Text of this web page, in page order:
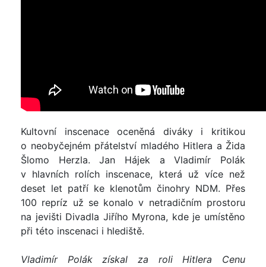
Kultovní inscenace oceněná diváky i kritikou
o neobyčejném přátelství mladého Hitlera a Žida
Šlomo Herzla. Jan Hájek a Vladimír Polák
v hlavních rolích inscenace, která už více než
deset let patří ke klenotům činohry NDM. Přes
100 repríz už se konalo v netradičním prostoru
na jevišti Divadla Jiřího Myrona, kde je umístěno
při této inscenaci i hlediště.
Vladimír Polák získal za roli Hitlera Cenu